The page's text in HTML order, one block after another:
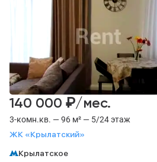
3-комн.кв. — 96 м² — 5/24 этаж
ЖК «Крылатский»
140 000 ₽/мес.
Крылатское